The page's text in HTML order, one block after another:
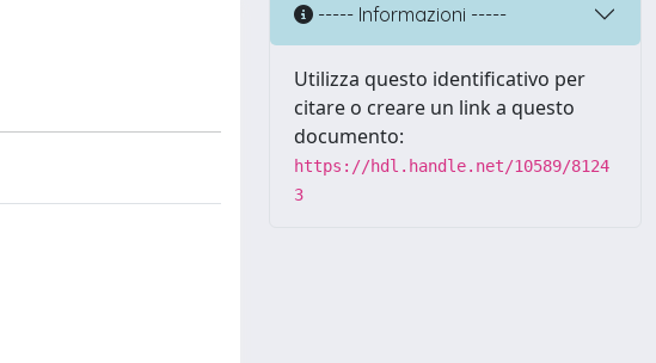
----- Informazioni -----
Utilizza questo identificativo per
citare o creare un link a questo
documento:
https://hdl.handle.net/10589/8124
3